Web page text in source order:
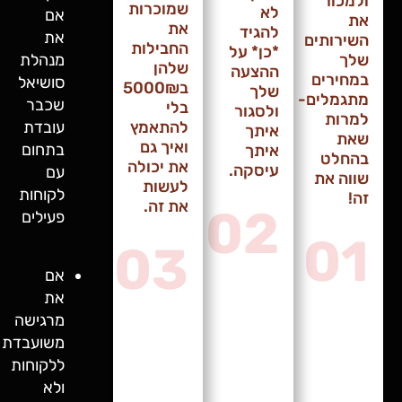
לא
להגיד
*כן* על
ההצעה
שלך
ולסגור
איתך
איתך
עיסקה.
02
את
החבילות
שלהן
ב5000₪
בלי
להתאמץ
ואיך גם
את יכולה
לעשות
03
סושיאל
אם
משועבדת